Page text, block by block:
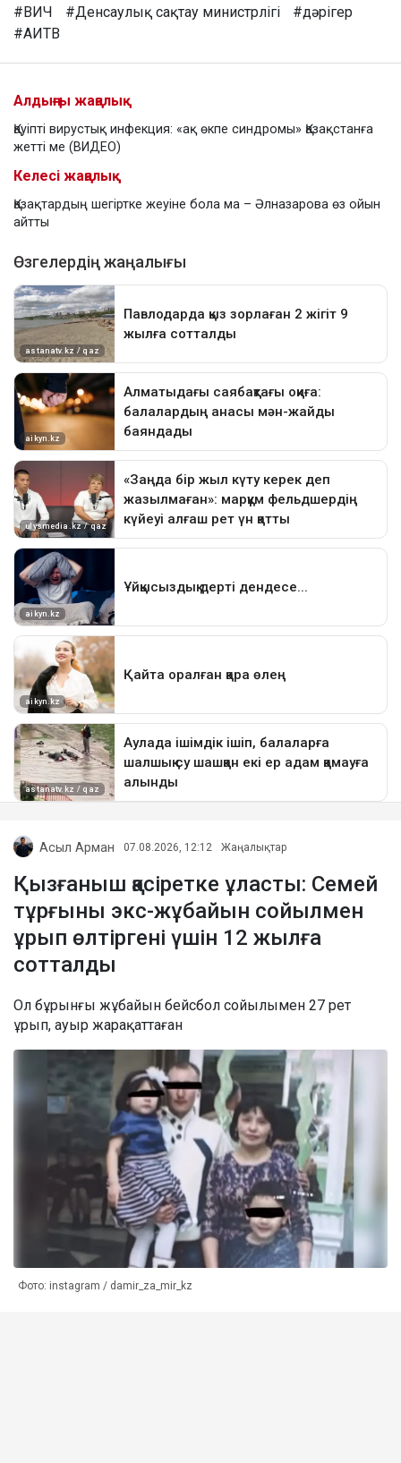
#ВИЧ #Денсаулық сақтау министрлігі
#дәрігер
#АИТВ
Алдыңғы жаңалық
Қауіпті вирустық инфекция: «ақ өкпе синдромы» Қазақстанға
жетті ме (ВИДЕО)
Келесі жаңалық
Қазақтардың шегіртке жеуіне бола ма – Әлназарова өз ойын
айтты
Асыл Арман 07.08.2026, 12:12 Жаңалықтар
Қызғаныш қасіретке ұласты: Семей
тұрғыны экс-жұбайын сойылмен
ұрып өлтіргені үшін 12 жылға
сотталды
Ол бұрынғы жұбайын бейсбол сойылымен 27 рет
ұрып, ауыр жарақаттаған
Фото: instagram / damir_za_mir_kz